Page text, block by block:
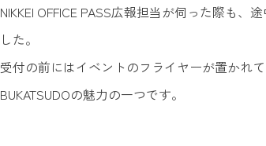
NIKKEI OFFICE PASS広報担当が伺った際も
した。
受付の前にはイベントのフライヤーが置かれ
BUKATSUDOの魅力の一つです。